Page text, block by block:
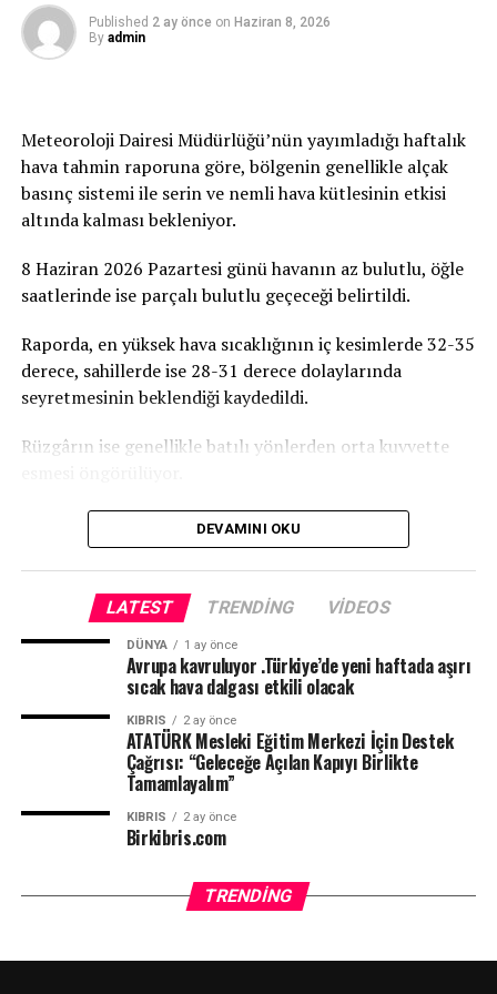
verilecek her destek ve uzatılacak her yardım eli,
çocuklarımızın ve gençlerimizin geleceğine atılmış bir
projesine destek olmaya davet ediyoruz” dedi.
Birçok Meslek Dalında Eğitim Verilecek
Merkezi’nde terzilik, ayakkabıcılık, kaynakçılık,
tesisatçılık, robotik kodlama, oto elektrik, oto kaporta,
verilmesi planlanıyor. Merkezin, KKTC’nin mesleki
eğitim altyapısına önemli katkılar sağlaması ve
gençlerin istihdam olanaklarını artırması hedefleniyor.
Published 2 ay önce on Haziran 8, 2026
By admin
Meteoroloji Dairesi Müdürlüğü’nün yayımladığı haftalık
hava tahmin raporuna göre, bölgenin genellikle alçak
basınç sistemi ile serin ve nemli hava kütlesinin etkisi
altında kalması bekleniyor.
8 Haziran 2026 Pazartesi günü havanın az bulutlu, öğle
saatlerinde ise parçalı bulutlu geçeceği belirtildi.
Raporda, en yüksek hava sıcaklığının iç kesimlerde 32-35
derece, sahillerde ise 28-31 derece dolaylarında
seyretmesinin beklendiği kaydedildi.
Rüzgârın ise genellikle batılı yönlerden orta kuvvette
DEVAMINI OKU
LATEST TRENDING VIDEOS
DÜNYA 1 ay önce
Avrupa kavruluyor .Türkiye’de yeni haftada aşırı
sıcak hava dalgası etkili olacak
KIBRIS 2 ay önce
ATATÜRK Mesleki Eğitim Merkezi İçin Destek
Çağrısı: “Geleceğe Açılan Kapıyı Birlikte
Tamamlayalım”
KIBRIS 2 ay önce
Birkibris.com
TRENDING